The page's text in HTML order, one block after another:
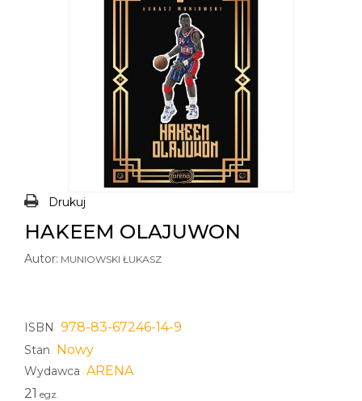
Drukuj
HAKEEM OLAJUWON
Autor: MUNIOWSKI ŁUKASZ
ISBN 978-83-67246-14-9
Stan Nowy
Wydawca ARENA
21 egz.